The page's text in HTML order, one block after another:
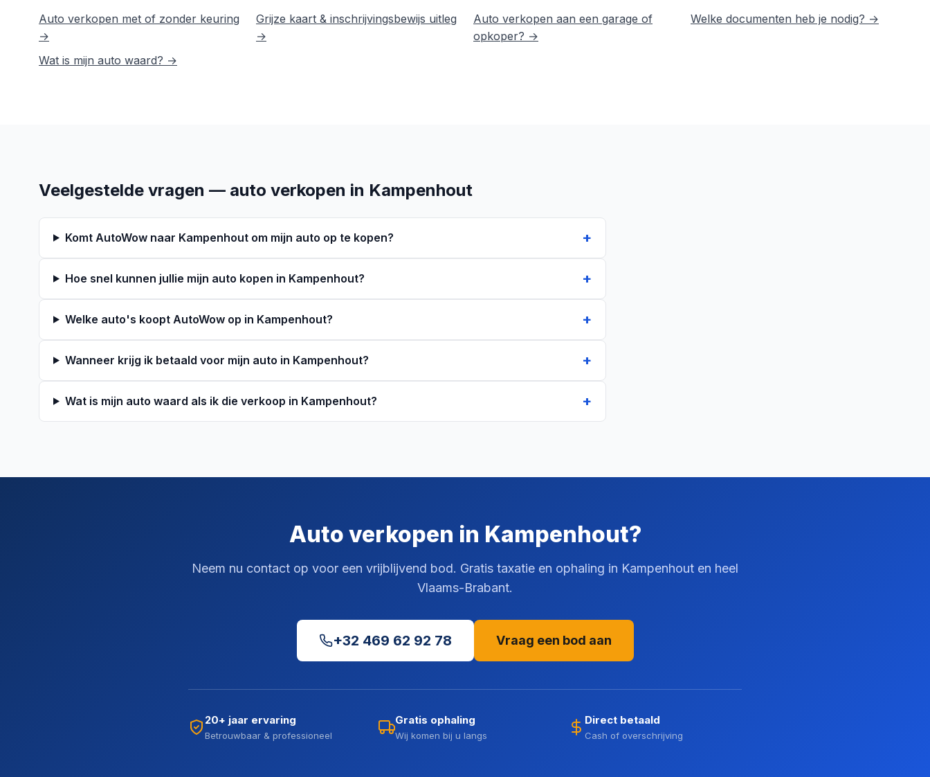
Auto verkopen met of zonder keuring
→
Grijze kaart & inschrijvingsbewijs uitleg
→
Auto verkopen aan een garage of
opkoper? →
Welke documenten heb je nodig? →
Wat is mijn auto waard? →
Veelgestelde vragen — auto verkopen in Kampenhout
Komt AutoWow naar Kampenhout om mijn auto op te kopen?
Hoe snel kunnen jullie mijn auto kopen in Kampenhout?
Welke auto's koopt AutoWow op in Kampenhout?
Wanneer krijg ik betaald voor mijn auto in Kampenhout?
Wat is mijn auto waard als ik die verkoop in Kampenhout?
Auto verkopen in Kampenhout?
Neem nu contact op voor een vrijblijvend bod. Gratis taxatie en ophaling in Kampenhout en heel
Vlaams-Brabant.
+32 469 62 92 78 Vraag een bod aan
20+ jaar ervaring
Betrouwbaar & professioneel
Gratis ophaling
Wij komen bij u langs
Direct betaald
Cash of overschrijving